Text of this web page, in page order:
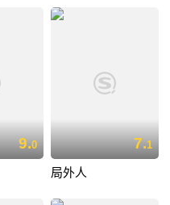
9.0 7.1
局外人